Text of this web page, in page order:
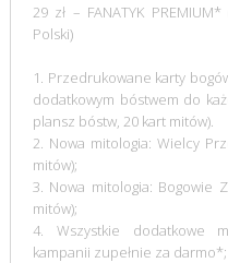
29 zł – FANATYK
Polski)
1. Przedrukowane karty
dodatkowym bóstwem do
plansz bóstw, 20 kart mitów).
2. Nowa mitologia: Wielcy
mitów);
3. Nowa mitologia: Bogowie
mitów);
4. Wszystkie dodatkowe
kampanii zupełnie za darmo*;